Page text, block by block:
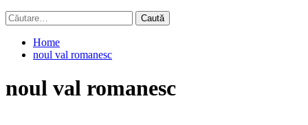
Caută
după:
Home
noul val romanesc
noul val romanesc